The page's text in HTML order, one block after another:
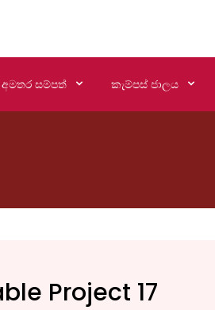
අමතර සම්පත් කැම්පස් ජාලය
Project 17